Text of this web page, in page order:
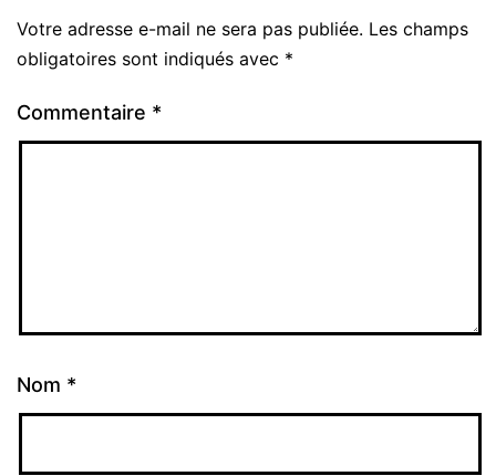
Votre adresse e-mail ne sera pas publiée. Les champs
obligatoires sont indiqués avec *
Commentaire *
Nom *